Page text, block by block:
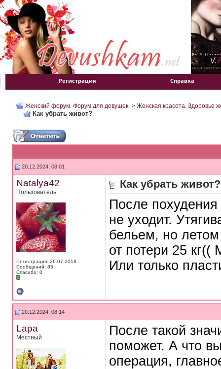
Регистрация Справка
Женский форум. Форум для девушек. > Женская красота. Здоровье
Как убрать живот?
20.12.2024, 08:01
Natalya42
Пользователь
Регистрация: 26.07.2018
Сообщений: 85
Спасибо: 0
Как убрать живот?
После
не уходит.
бельем, но
от потери 25 кг((
Или только
20.12.2024, 08:14
Lapa
Местный
После такой
поможет. А что
операция,